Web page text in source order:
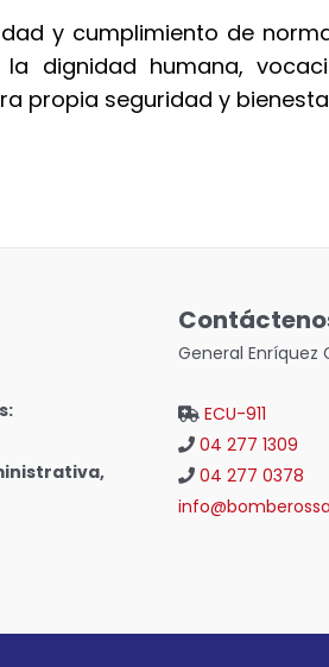
y cumplimiento de
dignidad humana,
propia seguridad y
General Enríquez
ECU-911
04 277 1309
04 277 0378